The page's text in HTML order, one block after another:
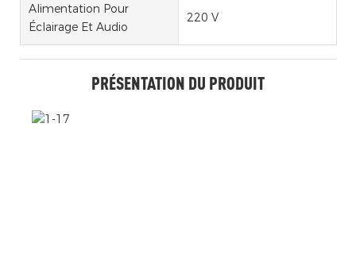
Alimentation Pour
Éclairage Et Audio
220 V
PRÉSENTATION DU PRODUIT